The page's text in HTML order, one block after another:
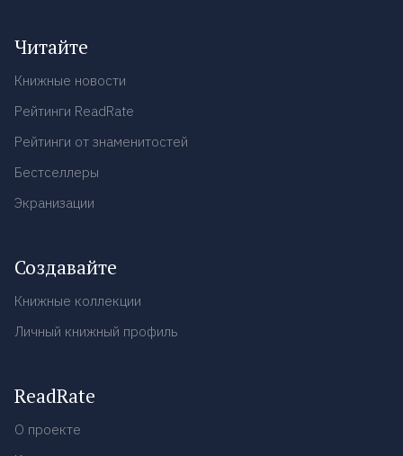
Читайте
Книжные новости
Рейтинги ReadRate
Рейтинги от знаменитостей
Бестселлеры
Экранизации
Создавайте
Книжные коллекции
Личный книжный профиль
ReadRate
О проекте